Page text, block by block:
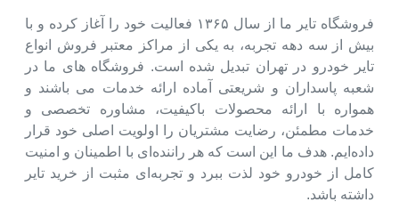
فروشگاه تایر ما از سال ۱۳۶۵ فعالیت خود را آغاز کرده و با
بیش از سه دهه تجربه، به یکی از مراکز معتبر فروش انواع
تایر خودرو در تهران تبدیل شده است. فروشگاه های ما در
شعبه پاسداران و شریعتی آماده ارائه خدمات می باشند و
همواره با ارائه محصولات باکیفیت، مشاوره تخصصی و
خدمات مطمئن، رضایت مشتریان را اولویت اصلی خود قرار
داده‌ایم. هدف ما این است که هر راننده‌ای با اطمینان و امنیت
کامل از خودرو خود لذت ببرد و تجربه‌ای مثبت از خرید تایر
داشته باشد.